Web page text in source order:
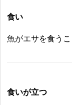
食い
魚がエサを食うこ
食いが立つ